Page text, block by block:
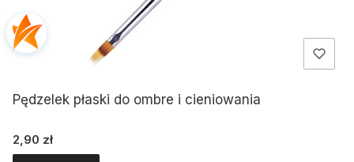
Pędzelek płaski do ombre i cieniowania
Cena
2,90 zł